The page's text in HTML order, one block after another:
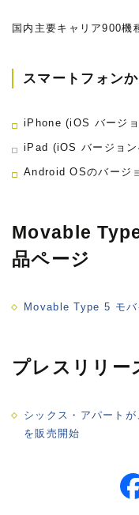
国内主要キャリア900機
スマートフォン
iPhone (iOS バージ
iPad (iOS バージョン
Android OSのバージ
Movable
品ページ
Movable Type 5 モバ
プレスリリー
シックス・アパート
を販売開始